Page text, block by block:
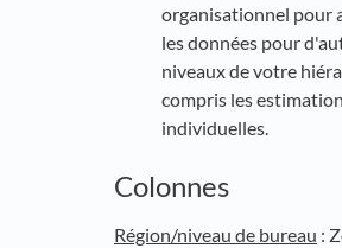
organisationnel pour
les données pour
niveaux de votre
compris les
individuelles.
Colonnes
Région/niveau de bureau :